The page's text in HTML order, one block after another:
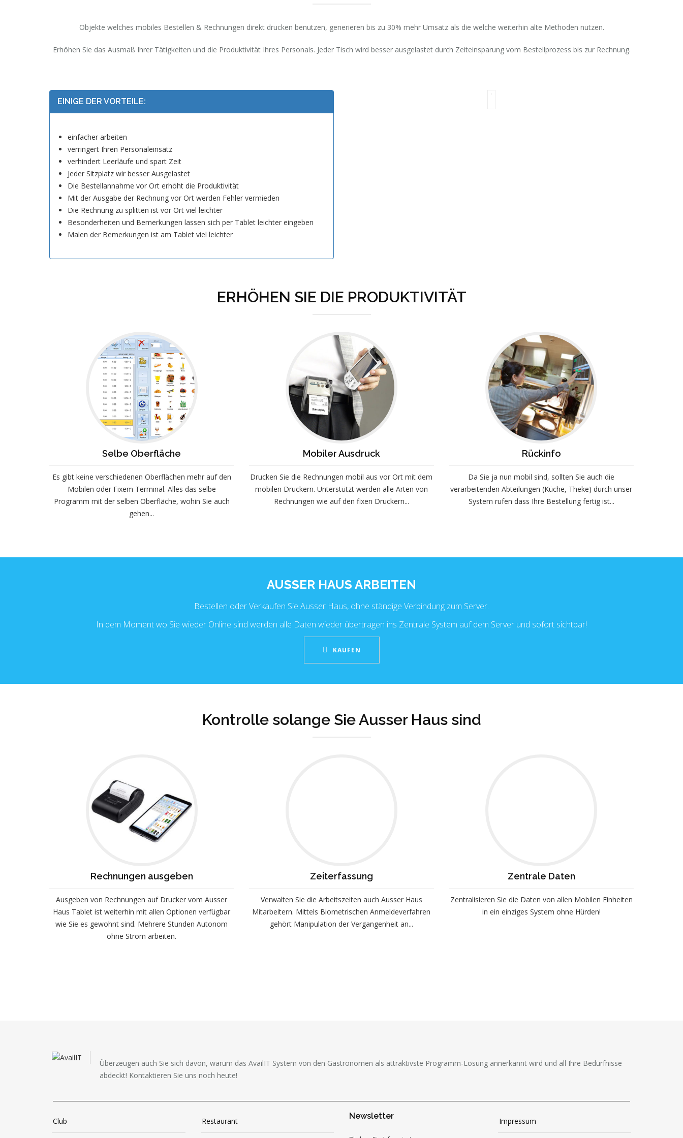
Objekte welches mobiles Bestellen & Rechnungen direkt drucken benutzen, generieren bis zu 30% mehr Umsatz als die welche weiterhin alte Methoden nutzen.
Erhöhen Sie das Ausmaß Ihrer Tätigkeiten und die Produktivität Ihres Personals. Jeder Tisch wird besser ausgelastet durch Zeiteinsparung vom Bestellprozess bis zur Rechnung.
EINIGE DER VORTEILE:
einfacher arbeiten
verringert Ihren Personaleinsatz
verhindert Leerläufe und spart Zeit
Jeder Sitzplatz wir besser Ausgelastet
Die Bestellannahme vor Ort erhöht die Produktivität
Mit der Ausgabe der Rechnung vor Ort werden Fehler vermieden
Die Rechnung zu splitten ist vor Ort viel leichter
Besonderheiten und Bemerkungen lassen sich per Tablet leichter eingeben
Malen der Bemerkungen ist am Tablet viel leichter
ERHÖHEN SIE DIE PRODUKTIVITÄT
Selbe Oberfläche
Es gibt keine verschiedenen Oberflächen mehr auf den
Mobilen oder Fixem Terminal. Alles das selbe
Programm mit der selben Oberfläche, wohin Sie auch
gehen...
Mobiler Ausdruck
Drucken Sie die Rechnungen mobil aus vor Ort mit dem
mobilen Druckern. Unterstützt werden alle Arten von
Rechnungen wie auf den fixen Druckern...
Rückinfo
Da Sie ja nun mobil sind, sollten Sie auch die
verarbeitenden Abteilungen (Küche, Theke) durch unser
System rufen dass Ihre Bestellung fertig ist...
AUSSER HAUS ARBEITEN
Bestellen oder Verkaufen Sie Ausser Haus, ohne ständige Verbindung zum Server.
In dem Moment wo Sie wieder Online sind werden alle Daten wieder übertragen ins Zentrale System auf dem Server und sofort sichtbar!
KAUFEN
Kontrolle solange Sie Ausser Haus sind
Rechnungen ausgeben
Ausgeben von Rechnungen auf Drucker vom Ausser
Haus Tablet ist weiterhin mit allen Optionen verfügbar
wie Sie es gewohnt sind. Mehrere Stunden Autonom
ohne Strom arbeiten.
Zeiterfassung
Verwalten Sie die Arbeitszeiten auch Ausser Haus
Mitarbeitern. Mittels Biometrischen Anmeldeverfahren
gehört Manipulation der Vergangenheit an...
Zentrale Daten
Zentralisieren Sie die Daten von allen Mobilen Einheiten
in ein einziges System ohne Hürden!
Überzeugen auch Sie sich davon, warum das AvailIT System von den Gastronomen als attraktivste Programm-Lösung annerkannt wird und all Ihre Bedürfnisse
abdeckt! Kontaktieren Sie uns noch heute!
Club Restaurant
Newsletter
Impressum